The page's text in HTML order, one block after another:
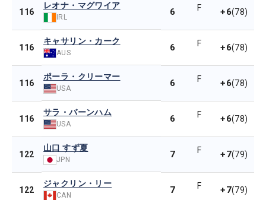
116
レオナ・マグワイア
IRL 6 F +6(78)
116
キャサリン・カーク
AUS 6 F +6(78)
116
ポーラ・クリーマー
USA 6 F +6(78)
116
サラ・バーンハム
USA 6 F +6(78)
122
山口 すず夏
JPN 7 F +7(79)
122
ジャクリン・リー
CAN 7 F +7(79)